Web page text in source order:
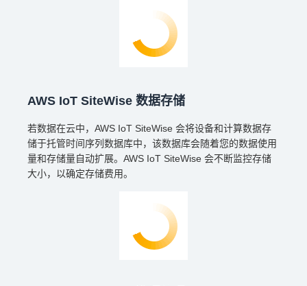
AWS IoT SiteWise 数据存储
若数据在云中，AWS IoT SiteWise 会将设备和计算数据存
储于托管时间序列数据库中，该数据库会随着您的数据使用
量和存储量自动扩展。AWS IoT SiteWise 会不断监控存储
大小，以确定存储费用。